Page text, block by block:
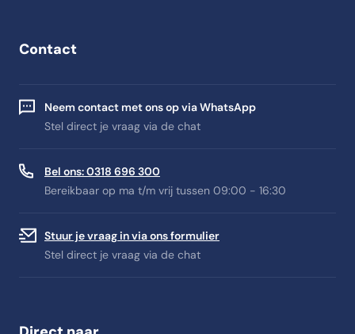
Contact
Neem contact met ons op via WhatsApp
Stel direct je vraag via de chat
Bel ons: 0318 696 300
Bereikbaar op ma t/m vrij tussen 09:00 - 16:30
Stuur je vraag in via ons formulier
Stel direct je vraag via de chat